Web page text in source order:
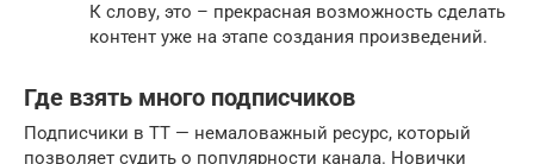
К слову, это – прекрасная возможность сделать
контент уже на этапе создания произведений.
Где взять много подписчиков
Подписчики в ТТ — немаловажный ресурс, который
позволяет судить о популярности канала. Новички